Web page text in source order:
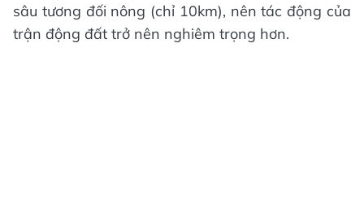
sâu tương đối nông (chỉ 10km), nên tác động của
trận động đất trở nên nghiêm trọng hơn.